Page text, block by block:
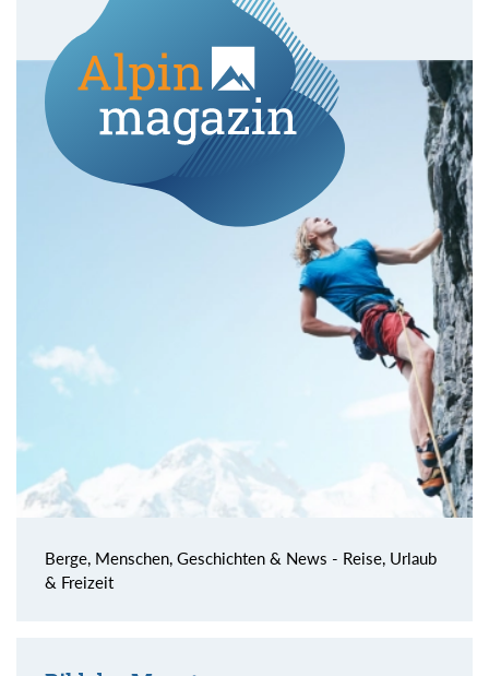
Berge, Menschen, Geschichten & News - Reise, Urlaub
& Freizeit